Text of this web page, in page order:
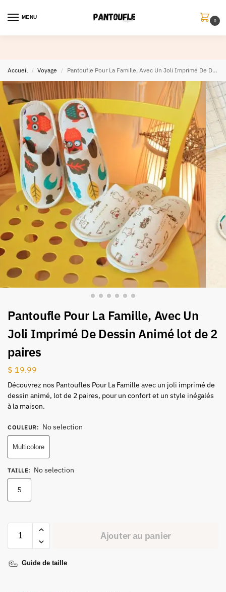
MENU
0
Accueil / Voyage / Pantoufle Pour La Famille, Avec Un Joli Imprimé De Dessin Animé lot de 2 paires
Pantoufle Pour La Famille, Avec Un
Joli Imprimé De Dessin Animé lot de 2
paires
$ 19.99
Découvrez nos Pantoufles Pour La Famille avec un joli imprimé de
dessin animé, lot de 2 paires, pour un confort et un style inégalés
à la maison.
COULEUR: No selection
Multicolore
TAILLE: No selection
5
Ajouter au panier
Guide de taille